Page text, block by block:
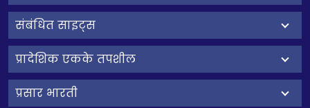
संबंधित साइट्स
प्रादेशिक एकके तपशील
प्रसार भारती